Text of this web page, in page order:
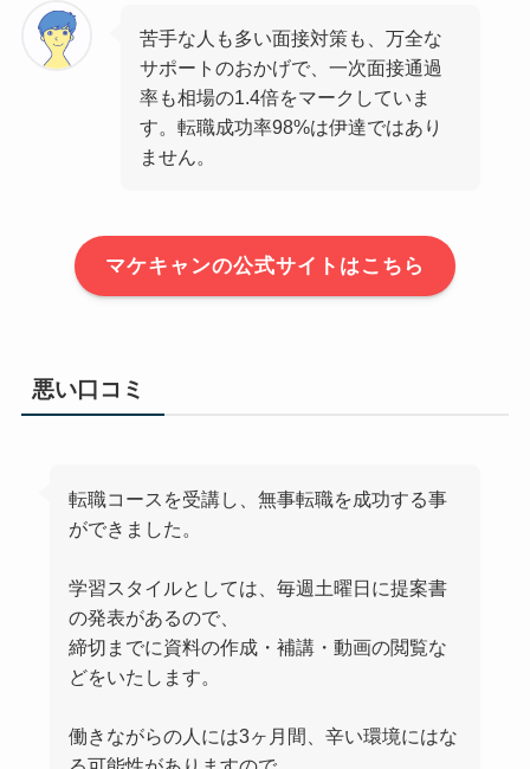
苦手な人も多い面接対策も、万全な
サポートのおかげで、一次面接通過
率も相場の1.4倍をマークしていま
す。転職成功率98%は伊達ではあり
ません。
マケキャンの公式サイトはこちら
悪い口コミ
転職コースを受講し、無事転職を成功する事
ができました。
学習スタイルとしては、毎週土曜日に提案書
の発表があるので、
締切までに資料の作成・補講・動画の閲覧な
どをいたします。
働きながらの人には3ヶ月間、辛い環境にはな